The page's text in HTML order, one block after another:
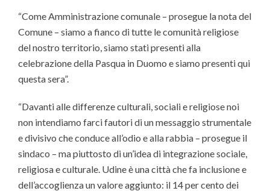
“Come Amministrazione comunale – prosegue la nota del
Comune – siamo a fianco di tutte le comunità religiose
del nostro territorio, siamo stati presenti alla
celebrazione della Pasqua in Duomo e siamo presenti qui
questa sera”.
“Davanti alle differenze culturali, sociali e religiose noi
non intendiamo farci fautori di un messaggio strumentale
e divisivo che conduce all’odio e alla rabbia – prosegue il
sindaco – ma piuttosto di un’idea di integrazione sociale,
religiosa e culturale. Udine è una città che fa inclusione e
dell’accoglienza un valore aggiunto: il 14 per cento dei